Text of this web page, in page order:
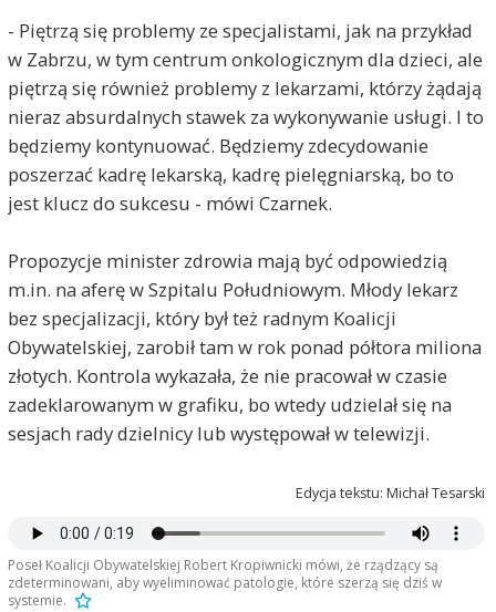
- Piętrzą się problemy ze specjalistami, jak na przykład
w Zabrzu, w tym centrum onkologicznym dla dzieci, ale
piętrzą się również problemy z lekarzami, którzy żądają
nieraz absurdalnych stawek za wykonywanie usługi. I to
będziemy kontynuować. Będziemy zdecydowanie
poszerzać kadrę lekarską, kadrę pielęgniarską, bo to
jest klucz do sukcesu - mówi Czarnek.
Propozycje minister zdrowia mają być odpowiedzią
m.in. na aferę w Szpitalu Południowym. Młody lekarz
bez specjalizacji, który był też radnym Koalicji
Obywatelskiej, zarobił tam w rok ponad półtora miliona
złotych. Kontrola wykazała, że nie pracował w czasie
zadeklarowanym w grafiku, bo wtedy udzielał się na
sesjach rady dzielnicy lub występował w telewizji.
Edycja tekstu: Michał Tesarski
Poseł Koalicji Obywatelskiej Robert Kropiwnicki mówi, że rządzący są
zdeterminowani, aby wyeliminować patologie, które szerzą się dziś w
systemie.